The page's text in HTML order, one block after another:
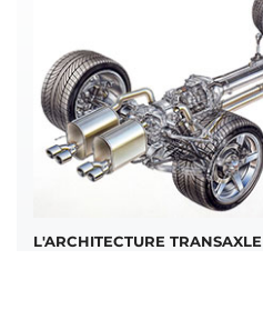
L'ARCHITECTURE TRANSAXLE